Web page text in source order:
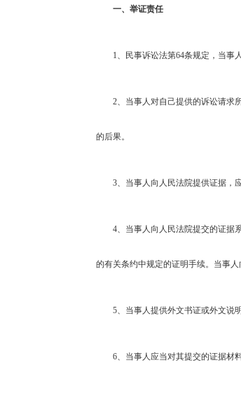
一、举证责任
1、民事诉讼法第64条规定，当事
2、当事人对自己提供的诉讼请求
的后果。
3、当事人向人民法院提供证据，
4、当事人向人民法院提交的证据
的有关条约中规定的证明手续。当事
5、当事人提供外文书证或外文说
6、当事人应当对其提交的证据材